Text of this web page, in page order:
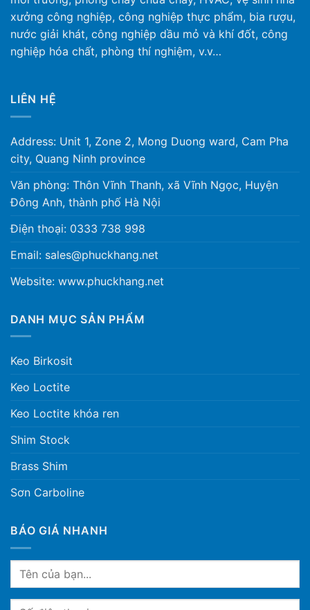
xưởng công nghiệp, công nghiệp thực phẩm, bia rượu,
nước giải khát, công nghiệp dầu mỏ và khí đốt, công
nghiệp hóa chất, phòng thí nghiệm, v.v…
LIÊN HỆ
Address: Unit 1, Zone 2, Mong Duong ward, Cam Pha
city, Quang Ninh province
Văn phòng: Thôn Vĩnh Thanh, xã Vĩnh Ngọc, Huyện
Đông Anh, thành phố Hà Nội
Điện thoại: 0333 738 998
Email: sales@phuckhang.net
Website: www.phuckhang.net
DANH MỤC SẢN PHẨM
Keo Birkosit
Keo Loctite
Keo Loctite khóa ren
Shim Stock
Brass Shim
Sơn Carboline
BÁO GIÁ NHANH